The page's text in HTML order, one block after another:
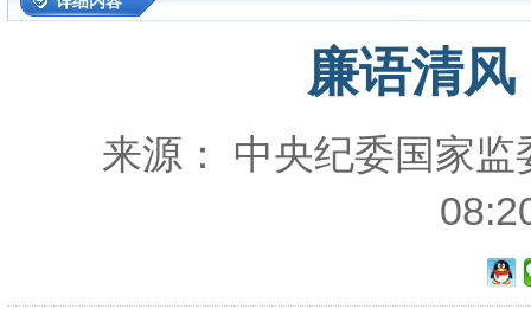
廉语清
来源： 中央纪委国家